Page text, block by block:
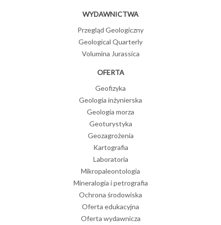
WYDAWNICTWA
Przegląd Geologiczny
Geological Quarterly
Volumina Jurassica
OFERTA
Geofizyka
Geologia inżynierska
Geologia morza
Geoturystyka
Geozagrożenia
Kartografia
Laboratoria
Mikropaleontologia
Mineralogia i petrografia
Ochrona środowiska
Oferta edukacyjna
Oferta wydawnicza